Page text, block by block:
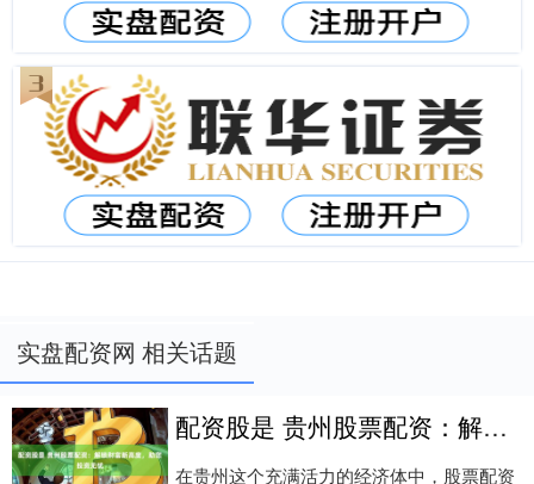
实盘配资网 相关话题
配资股是 贵州股票配资：解锁财富新高度，助您投资无忧
在贵州这个充满活力的经济体中，股票配资